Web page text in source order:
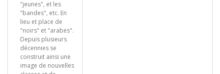
"jeunes", et les
"bandes", etc. En
lieu et place de
"noirs" et "arabes".
Depuis plusieurs
décennies se
construit ainsi une
image de nouvelles